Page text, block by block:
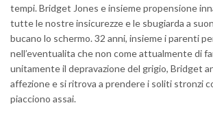
tempi. Bridget Jones e insieme propensione
tutte le nostre insicurezze e le sbugiarda a
bucano lo schermo. 32 anni, insieme i parenti
nell’eventualita che non come attualmente di
unitamente il depravazione del grigio, Bridget
affezione e si ritrova a prendere i soliti stronzi
piacciono assai.